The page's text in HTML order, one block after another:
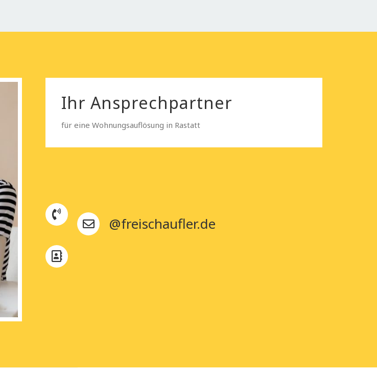
Ihr Ansprechpartner
für eine Wohnungsauflösung in Rastatt
@freischaufler.de